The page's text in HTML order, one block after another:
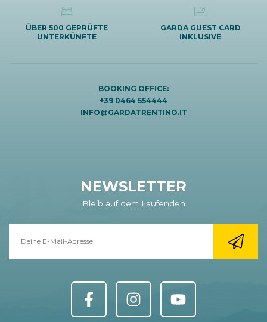
ÜBER 500 GEPRÜFTE
UNTERKÜNFTE
GARDA GUEST CARD
INKLUSIVE
BOOKING OFFICE:
+39 0464 554444
INFO@GARDATRENTINO.IT
NEWSLETTER
Bleib auf dem Laufenden